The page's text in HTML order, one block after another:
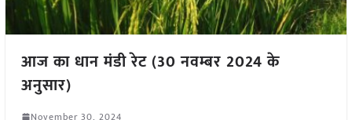
आज का धान मंडी रेट (30 नवम्बर 2024 के
अनुसार)
November 30, 2024